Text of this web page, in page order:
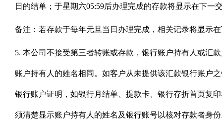
日的结单；于星期六05:59后办理完成的存款将显示在下一
备注：若存款于每年元旦当日办理完成，相关记录将显示
5. 本公司不接受第三者转账或存款，银行账户持有人或汇
账户持有人的姓名相同。如客户从未提供该汇款银行账户
银行账户证明，如银行月结单、提款卡、银行存折首页复
须清楚显示账户持有人的姓名及银行账号以核对存款者身